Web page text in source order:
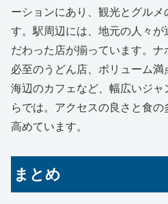
ーションにあり、観光とグル
す。駅周辺には、地元の人々が
だわった店が揃っています。ナ
必至のうどん店、ボリューム満
海辺のカフェなど、幅広いジ
らでは。アクセスの良さと食
高めています。
まとめ